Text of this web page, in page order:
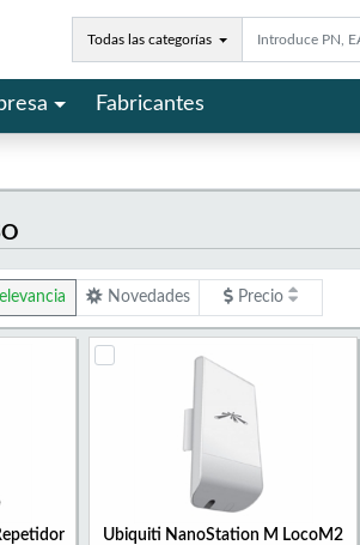
Todas las categorías
Fabricantes
Novedades Precio
Ubiquiti NanoStation M LocoM2